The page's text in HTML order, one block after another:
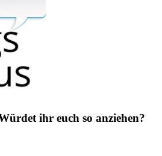
ihr euch so anziehen?